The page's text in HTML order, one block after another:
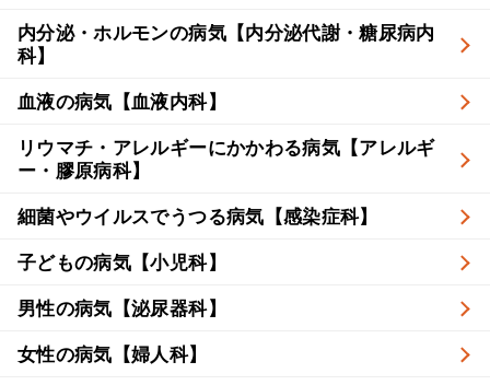
内分泌・ホルモンの病気【内分泌代謝・糖尿病内
科】
血液の病気【血液内科】
リウマチ・アレルギーにかかわる病気【アレルギ
ー・膠原病科】
細菌やウイルスでうつる病気【感染症科】
子どもの病気【小児科】
男性の病気【泌尿器科】
女性の病気【婦人科】